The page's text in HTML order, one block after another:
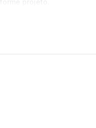
projeto.
confirmação com nossa